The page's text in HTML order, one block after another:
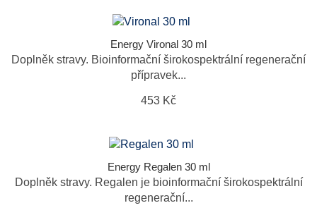
Energy Vironal 30 ml
Doplněk stravy. Bioinformační širokospektrální regenerační
přípravek...
453 Kč
Energy Regalen 30 ml
Doplněk stravy. Regalen je bioinformační širokospektrální
regenerační...